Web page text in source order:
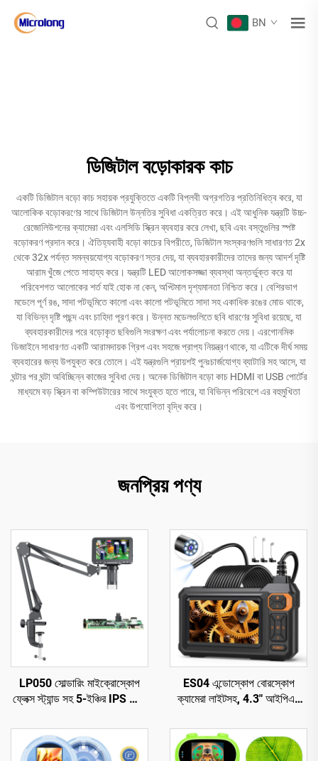
BN
ডিজিটাল বড়োকারক কাচ
একটি ডিজিটাল বড়ো কাচ সহায়ক প্রযুক্তিতে একটি বিপ্লবী অগ্রগতির প্রতিনিধিত্ব করে, যা
আলোকিক বড়োকরণের সাথে ডিজিটাল উন্নতির সুবিধা একত্রিত করে। এই আধুনিক যন্ত্রটি উচ্চ-
রেজোলিউশনের ক্যামেরা এবং এলসিডি স্ক্রিন ব্যবহার করে লেখা, ছবি এবং বস্তুগুলির স্পষ্ট
বড়োকরণ প্রদান করে। ঐতিহ্যবাহী বড়ো কাচের বিপরীতে, ডিজিটাল সংস্করণগুলি সাধারণত 2x
থেকে 32x পর্যন্ত সমন্বয়যোগ্য বড়োকরণ স্তর দেয়, যা ব্যবহারকারীদের তাদের জন্য আদর্শ দৃষ্টি
আরাম খুঁজে পেতে সাহায্য করে। যন্ত্রটি LED আলোকসজ্জা ব্যবস্থা অন্তর্ভুক্ত করে যা
পরিবেশগত আলোকের শর্ত যাই হোক না কেন, অপ্টিমাল দৃশ্যমানতা নিশ্চিত করে। বেশিরভাগ
মডেলে পূর্ণ রঙ, সাদা পটভূমিতে কালো এবং কালো পটভূমিতে সাদা সহ একাধিক রঙের মোড থাকে,
যা বিভিন্ন দৃষ্টি পছন্দ এবং চাহিদা পূরণ করে। উন্নত মডেলগুলিতে ছবি ধারণের সুবিধা রয়েছে, যা
ব্যবহারকারীদের পরে বড়োকৃত ছবিগুলি সংরক্ষণ এবং পর্যালোচনা করতে দেয়। এরগোনমিক
ডিজাইনে সাধারণত একটি আরামদায়ক গ্রিপ এবং সহজে প্রাপ্য নিয়ন্ত্রণ থাকে, যা এটিকে দীর্ঘ সময়
ব্যবহারের জন্য উপযুক্ত করে তোলে। এই যন্ত্রগুলি প্রায়শই পুনঃচার্জযোগ্য ব্যাটারি সহ আসে, যা
ঘন্টার পর ঘন্টা অবিচ্ছিন্ন কাজের সুবিধা দেয়। অনেক ডিজিটাল বড়ো কাচ HDMI বা USB পোর্টের
মাধ্যমে বড় স্ক্রিন বা কম্পিউটারের সাথে সংযুক্ত হতে পারে, যা বিভিন্ন পরিবেশে এর বহুমুখিতা
এবং উপযোগিতা বৃদ্ধি করে।
জনপ্রিয় পণ্য
LP050 সোল্ডারিং মাইক্রোস্কোপ
ফ্লেক্স স্ট্যান্ড সহ 5-ইঞ্চির IPS স্ক্রিন
ES04 এন্ডোস্কোপ বোরস্কোপ
ক্যামেরা লাইটসহ, 4.3" আইপিএস
7.9মিমি IP67 জলরোধী